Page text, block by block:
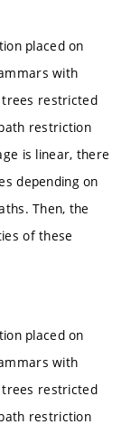
placed on
with
restricted
restriction
is linear, there
depending on
Then, the
of these
placed on
with
restricted
restriction